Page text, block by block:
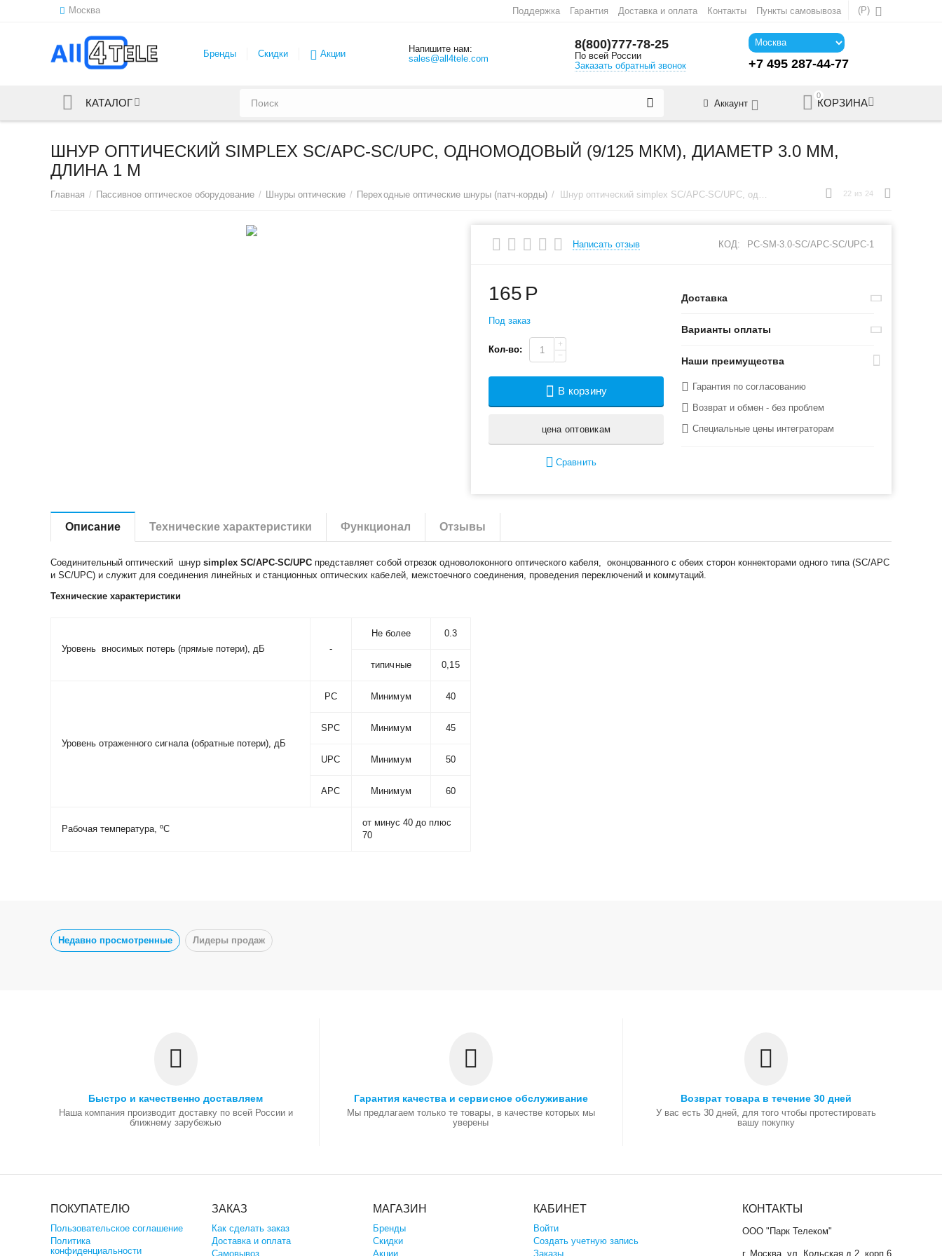
Москва (Р)
Поддержка Гарантия Доставка и оплата Контакты Пункты самовывоза
Бренды Скидки Акции
Напишите нам:
sales@all4tele.com
8(800)777-78-25
По всей России
Заказать обратный звонок
+7 495 287-44-77
КАТАЛОГ
0
КОРЗИНА
Аккаунт
ШНУР ОПТИЧЕСКИЙ SIMPLEX SC/APC-SC/UPC, ОДНОМОДОВЫЙ (9/125 МКМ), ДИАМЕТР 3.0 ММ,
ДЛИНА 1 М
Главная / Пассивное оптическое оборудование / Шнуры оптические / Переходные оптические шнуры (патч-корды) / Шнур оптический simplex SC/APC-SC/UPC, одномодовый (9/125 мкм), диаметр 3.0 мм, длина 1 м 22 из 24
Написать отзыв КОД: PC-SM-3.0-SC/APC-SC/UPC-1
165 Р
Под заказ
Кол-во:
+
−
В корзину
цена оптовикам
Сравнить
Доставка
Варианты оплаты
Наши преимущества
Гарантия по согласованию
Возврат и обмен - без проблем
Специальные цены интеграторам
Описание Технические характеристики Функционал Отзывы
Соединительный оптический шнурsimplex SC/APC-SC/UPC представляет собой отрезок одноволоконного оптического кабеля, оконцованного с обеих сторон коннекторами одного типа (SC/APC
и SC/UPC) и служит для соединения линейных и станционных оптических кабелей, межстоечного соединения, проведения переключений и коммутаций.
Технические характеристики
Уровень вносимых потерь (прямые потери), дБ -
Не более 0.3
типичные 0,15
Уровень отраженного сигнала (обратные потери), дБ
РС Минимум 40
SPC Минимум 45
UPC Минимум 50
APC Минимум 60
Рабочая температура, ºС
от минус 40 до плюс
70
Недавно просмотренные Лидеры продаж
Быстро и качественно доставляем
Наша компания производит доставку по всей России и
ближнему зарубежью
Гарантия качества и сервисное обслуживание
Мы предлагаем только те товары, в качестве которых мы
уверены
Возврат товара в течение 30 дней
У вас есть 30 дней, для того чтобы протестировать
вашу покупку
ПОКУПАТЕЛЮ
Пользовательское соглашение
Политика
конфиденциальности
ЗАКАЗ
Как сделать заказ
Доставка и оплата
Самовывоз
МАГАЗИН
Бренды
Скидки
Акции
КАБИНЕТ
Войти
Создать учетную запись
Заказы
КОНТАКТЫ
ООО "Парк Телеком"
г. Москва, ул. Кольская д.2, корп.6